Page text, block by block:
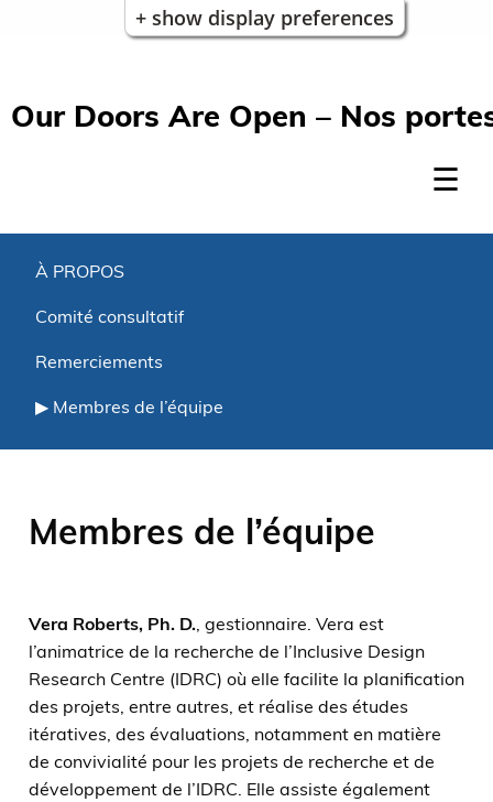
+ show display preferences
Our Doors Are Open – Nos
À PROPOS
Comité consultatif
Remerciements
Membres de l’équipe
Membres de l’équipe
Vera Roberts, Ph. D., gestionnaire. Vera est
l’animatrice de la recherche de l’Inclusive Design
Research Centre (IDRC) où elle facilite la planification
des projets, entre autres, et réalise des études
itératives, des évaluations, notamment en matière
de convivialité pour les projets de recherche et de
développement de l’IDRC. Elle assiste également